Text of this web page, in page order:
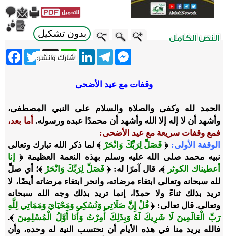
بدون تشكيل
Twitter X
WhatsApp
LinkedInTelegram
Messenger
وقفات مع عيد الأضحى
الحمد لله وكفى والصلاة والسلام على النبي المصطفى،
وأشهد أن لا إله إلا الله وأشهد أن محمدًا عبده ورسوله. أما بعد،
فمع وقفات سريعة مع عيد الأضحى:
الوقفة الأولى: ﴿ فَصَلِّ لِرَبِّكَ وَانْحَرْ ﴾ لما ذكر الله تبارك وتعالى
نبيه محمد صلى الله عليه وسلم بهذه النعمة العظيمة ﴿ إنا
أعطيناك الكوثر ﴾، قال آمرًا له: ﴿فَصَلِّ لِرَبِّكَ وَانْحَرْ ﴾؛ أي صلِّ
لله سبحانه وتعالى ابتغاء مرضاته، وانحر ابتغاء مرضاته أيضًا، لا
تريد بذلك ثناءً ولا حمدًا، إنما تريد بذلك وجه الله سبحانه
وتعالى. قال تعالى: ﴿ قُلْ إِنَّ صَلَاتِي وَنُسُكِي وَمَحْيَايَ وَمَمَاتِي لِلَّهِ
رَبِّ الْعَالَمِينَ لَا شَرِيكَ لَهُ وَبِذَلِكَ أُمِرْتُ وَأَنَا أَوَّلُ الْمُسْلِمِينَ ﴾.
فالله يريد منا في هذه الأيام أن نحتسب النية له وحده، وأن